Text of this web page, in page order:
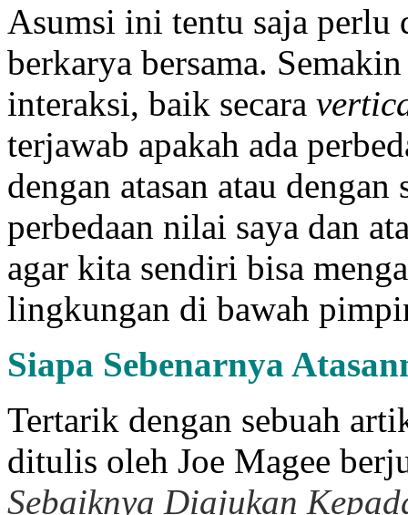
Asumsi ini tentu saja perlu
berkarya bersama.
interaksi, baik secara
terjawab apakah ada
dengan atasan atau dengan
perbedaan nilai saya dan
agar kita sendiri bisa
lingkungan di bawah
Siapa Sebenarnya
Tertarik dengan sebuah
ditulis oleh Joe Magee
Sebaiknya Diajukan K